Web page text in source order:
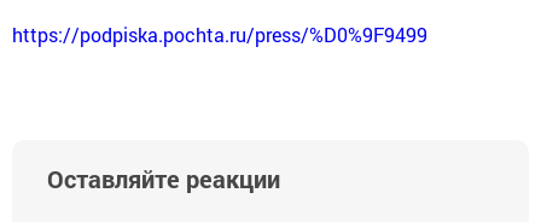
https://podpiska.pochta.ru/press/%D0%9F9499
Оставляйте реакции